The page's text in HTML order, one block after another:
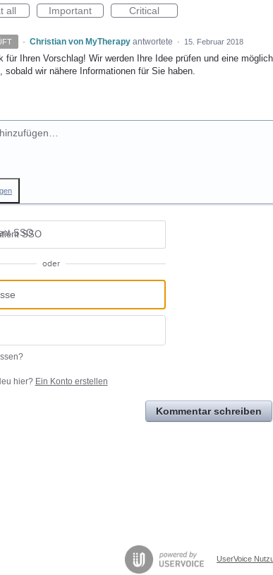
all
Important Critical
· Christian von MyTherapy antwortete · 15. Februar 2018
für Ihren Vorschlag! Wir werden Ihre Idee prüfen und eine
sobald wir nähere Informationen für Sie haben.
SSO
oder
hier? Ein Konto erstellen
Kommentar schreiben
UserVoice